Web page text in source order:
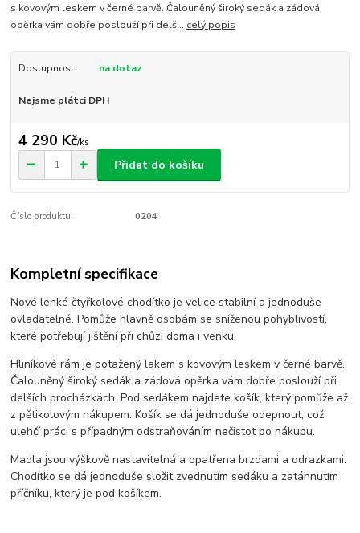
s kovovým leskem v černé barvě. Čalouněný široký sedák a zádová
opěrka vám dobře poslouží při delš... celý popis
Dostupnost na dotaz
Nejsme plátci DPH
4 290 Kč/ks
Přidat do košíku
Číslo produktu: 0204
Kompletní specifikace
Nové lehké čtyřkolové chodítko je velice stabilní a jednoduše
ovladatelné. Pomůže hlavně osobám se sníženou pohyblivostí,
které potřebují jištění při chůzi doma i venku.
Hliníkové rám je potažený lakem s kovovým leskem v černé barvě.
Čalouněný široký sedák a zádová opěrka vám dobře poslouží při
delších procházkách. Pod sedákem najdete košík, který pomůže až
z pětikolovým nákupem. Košík se dá jednoduše odepnout, což
ulehčí práci s případným odstraňováním nečistot po nákupu.
Madla jsou výškově nastavitelná a opatřena brzdami a odrazkami.
Chodítko se dá jednoduše složit zvednutím sedáku a zatáhnutím
příčníku, který je pod košíkem.